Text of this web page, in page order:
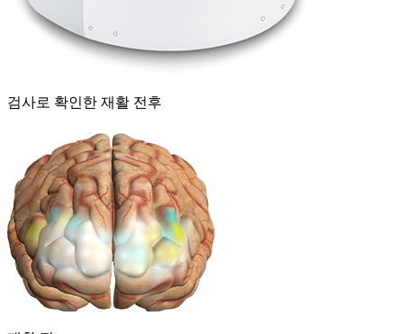
검사로 확인한 재활 전후